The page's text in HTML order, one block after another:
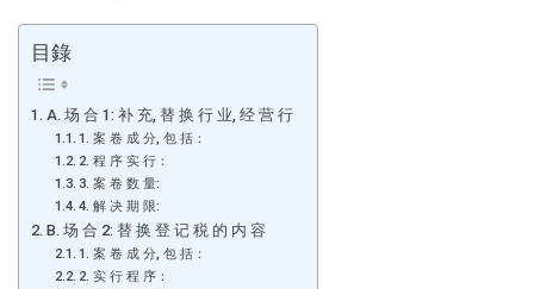
目錄
A. 场 合 1: 补 充, 替 换 行 业, 经 营 行
1. 案 卷 成 分, 包 括：
2. 程 序 实 行：
3. 案 卷 数 量:
4. 解 决 期 限:
B. 场 合 2: 替 换 登 记 税 的 内 容
1. 案 卷 成 分, 包 括：
2. 实 行 程 序：